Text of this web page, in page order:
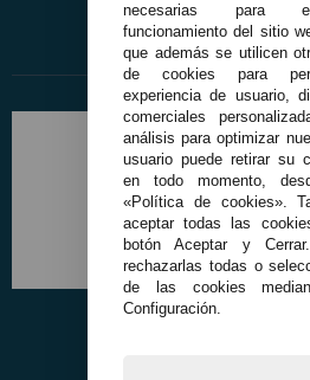
necesarias para
funcionamiento del sitio
que además se utilicen
de cookies para
experiencia de usuario,
comerciales
análisis para optimizar
usuario puede retirar su
en todo momento,
«Política de cookies».
aceptar todas las
botón Aceptar y
rechazarlas todas o
de las cookies
Configuración.